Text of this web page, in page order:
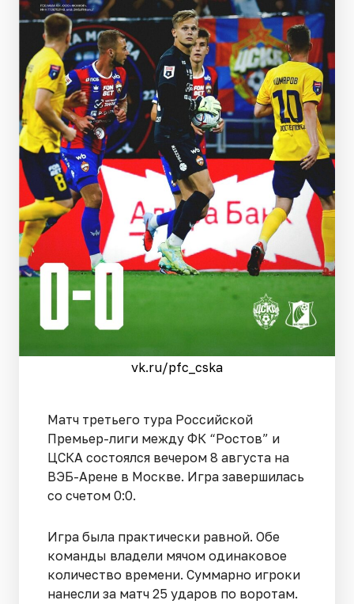
vk.ru/pfc_cska
Матч третьего тура Российской
Премьер-лиги между ФК “Ростов” и
ЦСКА состоялся вечером 8 августа на
ВЭБ-Арене в Москве. Игра завершилась
со счетом 0:0.
Игра была практически равной. Обе
команды владели мячом одинаковое
количество времени. Суммарно игроки
нанесли за матч 25 ударов по воротам.